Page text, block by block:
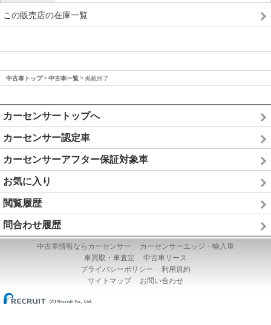
この販売店の在庫一覧
中古車トップ 中古車一覧 掲載終了
カーセンサートップへ
カーセンサー認定車
カーセンサーアフター保証対象車
お気に入り
閲覧履歴
問合わせ履歴
中古車情報ならカーセンサー
カーセンサーエッジ・輸入車
車買取・車査定
中古車リース
プライバシーポリシー
利用規約
サイトマップ
お問い合わせ